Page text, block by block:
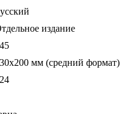
издание
мм (средний формат)